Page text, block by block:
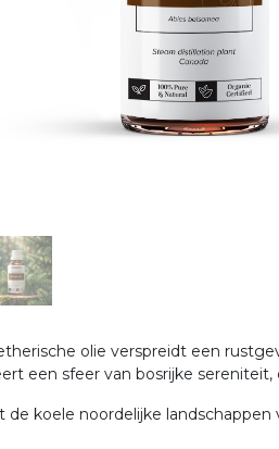
olie verspreidt een
een sfeer van bosrijke
de koele noordelijke